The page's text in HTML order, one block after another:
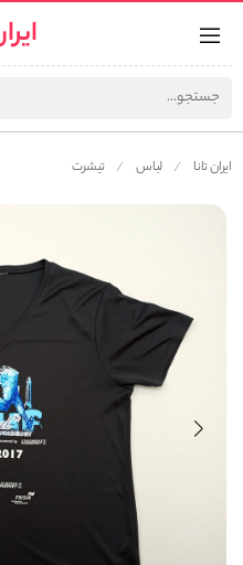
ایران تانا لباس تیشرت